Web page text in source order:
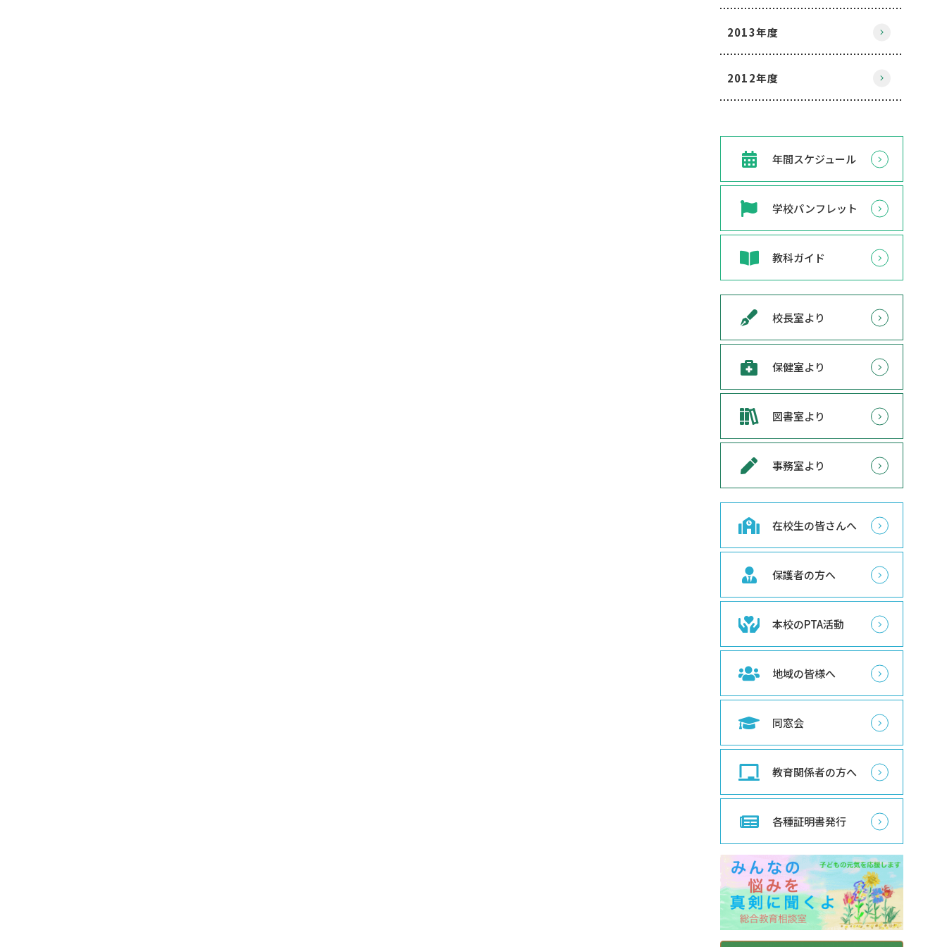
2013年度
2012年度
年間スケジュール
学校パンフレット
教科ガイド
校長室より
保健室より
図書室より
事務室より
在校生の皆さんへ
保護者の方へ
本校のPTA活動
地域の皆様へ
同窓会
教育関係者の方へ
各種証明書発行